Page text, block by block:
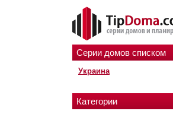
Серии домов списком
Украина
Категории